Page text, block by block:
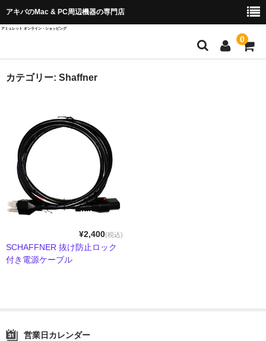
アキバのMac & PC周辺機器の専門店
アミュレット オンライン・ショッピング
0
店舗TOP
OWC＆AKiTiO
Wise Advanced
SPARKLE
QuattroPod
EZCast ProAV
カテゴリー: Shaffner
¥2,400(税込)
SCHAFFNER 抜け防止ロック
付き電源ケーブル
営業日カレンダー